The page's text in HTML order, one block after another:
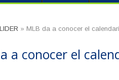
» MLB da a conocer el
a conocer el